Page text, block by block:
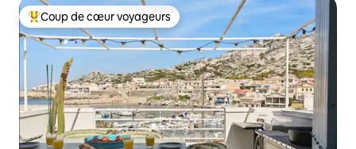
Coups de cœur voyageurs les plus appréciés
Coup de cœur voyageurs